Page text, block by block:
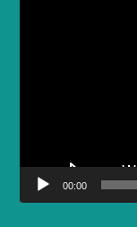
00:00